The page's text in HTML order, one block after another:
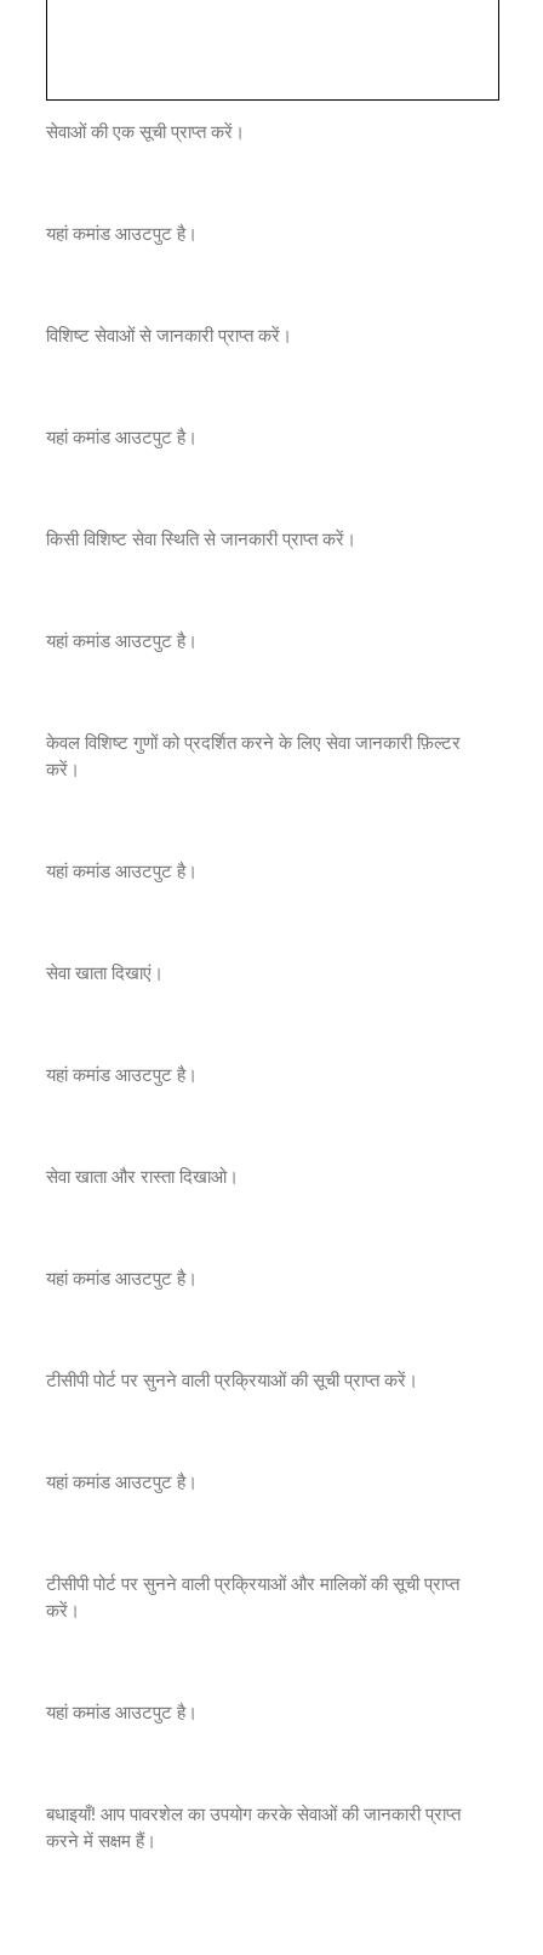
सेवाओं की एक सूची प्राप्त करें।
यहां कमांड आउटपुट है।
विशिष्ट सेवाओं से जानकारी प्राप्त करें।
यहां कमांड आउटपुट है।
किसी विशिष्ट सेवा स्थिति से जानकारी प्राप्त करें।
यहां कमांड आउटपुट है।
केवल विशिष्ट गुणों को प्रदर्शित करने के लिए सेवा जानकारी फ़िल्टर
करें।
यहां कमांड आउटपुट है।
सेवा खाता दिखाएं।
यहां कमांड आउटपुट है।
सेवा खाता और रास्ता दिखाओ।
यहां कमांड आउटपुट है।
टीसीपी पोर्ट पर सुनने वाली प्रक्रियाओं की सूची प्राप्त करें।
यहां कमांड आउटपुट है।
टीसीपी पोर्ट पर सुनने वाली प्रक्रियाओं और मालिकों की सूची प्राप्त
करें।
यहां कमांड आउटपुट है।
बधाइयाँ! आप पावरशेल का उपयोग करके सेवाओं की जानकारी प्राप्त
करने में सक्षम हैं।